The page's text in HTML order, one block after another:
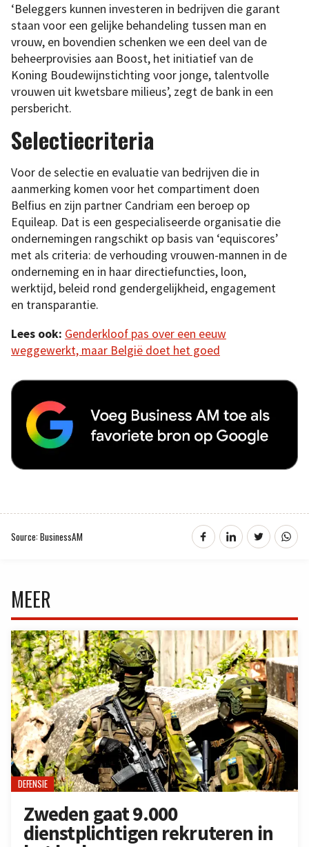
‘Beleggers kunnen investeren in bedrijven die garant
staan voor een gelijke behandeling tussen man en
vrouw, en bovendien schenken we een deel van de
beheerprovisies aan Boost, het initiatief van de
Koning Boudewijnstichting voor jonge, talentvolle
vrouwen uit kwetsbare milieus’, zegt de bank in een
persbericht.
Selectiecriteria
Voor de selectie en evaluatie van bedrijven die in
aanmerking komen voor het compartiment doen
Belfius en zijn partner Candriam een beroep op
Equileap. Dat is een gespecialiseerde organisatie die
ondernemingen rangschikt op basis van ‘equiscores’
met als criteria: de verhouding vrouwen-mannen in de
onderneming en in haar directiefuncties, loon,
werktijd, beleid rond gendergelijkheid, engagement
en transparantie.
Lees ook: Genderkloof pas over een eeuw
weggewerkt, maar België doet het goed
Source: BusinessAM
MEER
DEFENSIE
Zweden gaat 9.000
dienstplichtigen rekruteren in